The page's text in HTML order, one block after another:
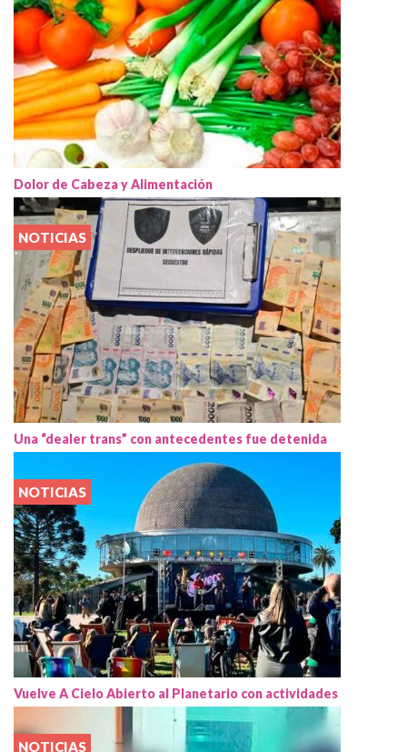
Dolor de Cabeza y Alimentación
NOTICIAS
Una “dealer trans” con antecedentes fue detenida
NOTICIAS
Vuelve A Cielo Abierto al Planetario con actividades
NOTICIAS